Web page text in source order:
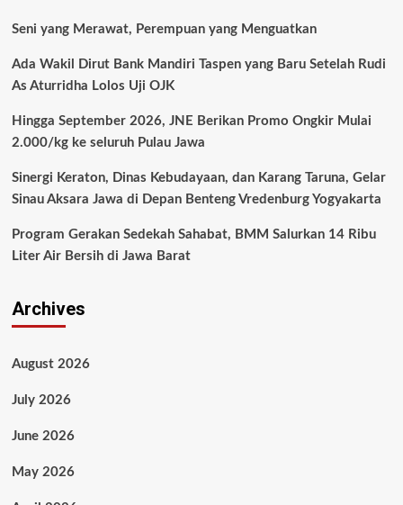
Seni yang Merawat, Perempuan yang Menguatkan
Ada Wakil Dirut Bank Mandiri Taspen yang Baru Setelah Rudi
As Aturridha Lolos Uji OJK
Hingga September 2026, JNE Berikan Promo Ongkir Mulai
2.000/kg ke seluruh Pulau Jawa
Sinergi Keraton, Dinas Kebudayaan, dan Karang Taruna, Gelar
Sinau Aksara Jawa di Depan Benteng Vredenburg Yogyakarta
Program Gerakan Sedekah Sahabat, BMM Salurkan 14 Ribu
Liter Air Bersih di Jawa Barat
Archives
August 2026
July 2026
June 2026
May 2026